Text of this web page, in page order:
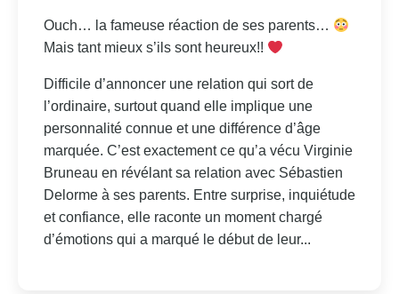
Ouch… la fameuse réaction de ses parents…
Mais tant mieux s’ils sont heureux!!
Difficile d’annoncer une relation qui sort de
l’ordinaire, surtout quand elle implique une
personnalité connue et une différence d’âge
marquée. C’est exactement ce qu’a vécu Virginie
Bruneau en révélant sa relation avec Sébastien
Delorme à ses parents. Entre surprise, inquiétude
et confiance, elle raconte un moment chargé
d’émotions qui a marqué le début de leur...